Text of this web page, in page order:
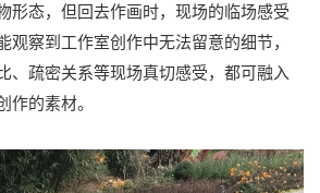
形态，但回去作画时，现场的临场感受
观察到工作室创作中无法留意的细节，
、疏密关系等现场真切感受，都可融入
作的素材。